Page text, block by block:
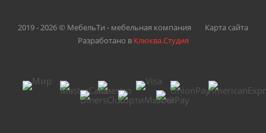
2019 - 2026 © МебельТи - мебельная компания
Карта сайта
Разработано в Клюква.Студия